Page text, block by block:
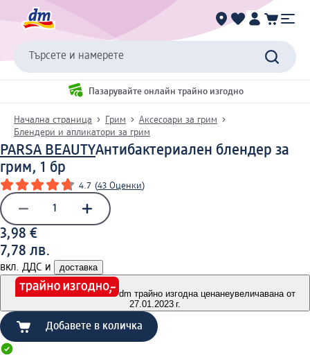
Търсете и намерете
Пазарувайте онлайн трайно изгодно
Начална страница Грим
Аксесоари за грим
Блендери и апликатори за грим
PARSA BEAUTYАнтибактериален блендер за
грим, 1 бр
4.7 (43 Оценки)
3,98 €
7,78 лв.
вкл. ДДС и доставка
dm трайно изгодна ценанеувеличавана от
27.01.2023 г.
Добавете в количка